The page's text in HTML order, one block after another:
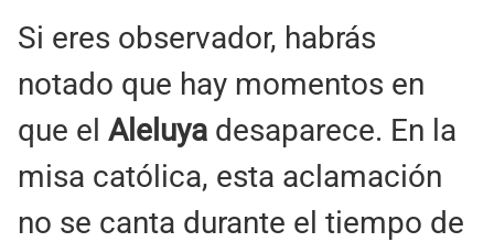
Si eres observador, habrás
notado que hay momentos en
que el Aleluya desaparece. En la
misa católica, esta aclamación
no se canta durante el tiempo de